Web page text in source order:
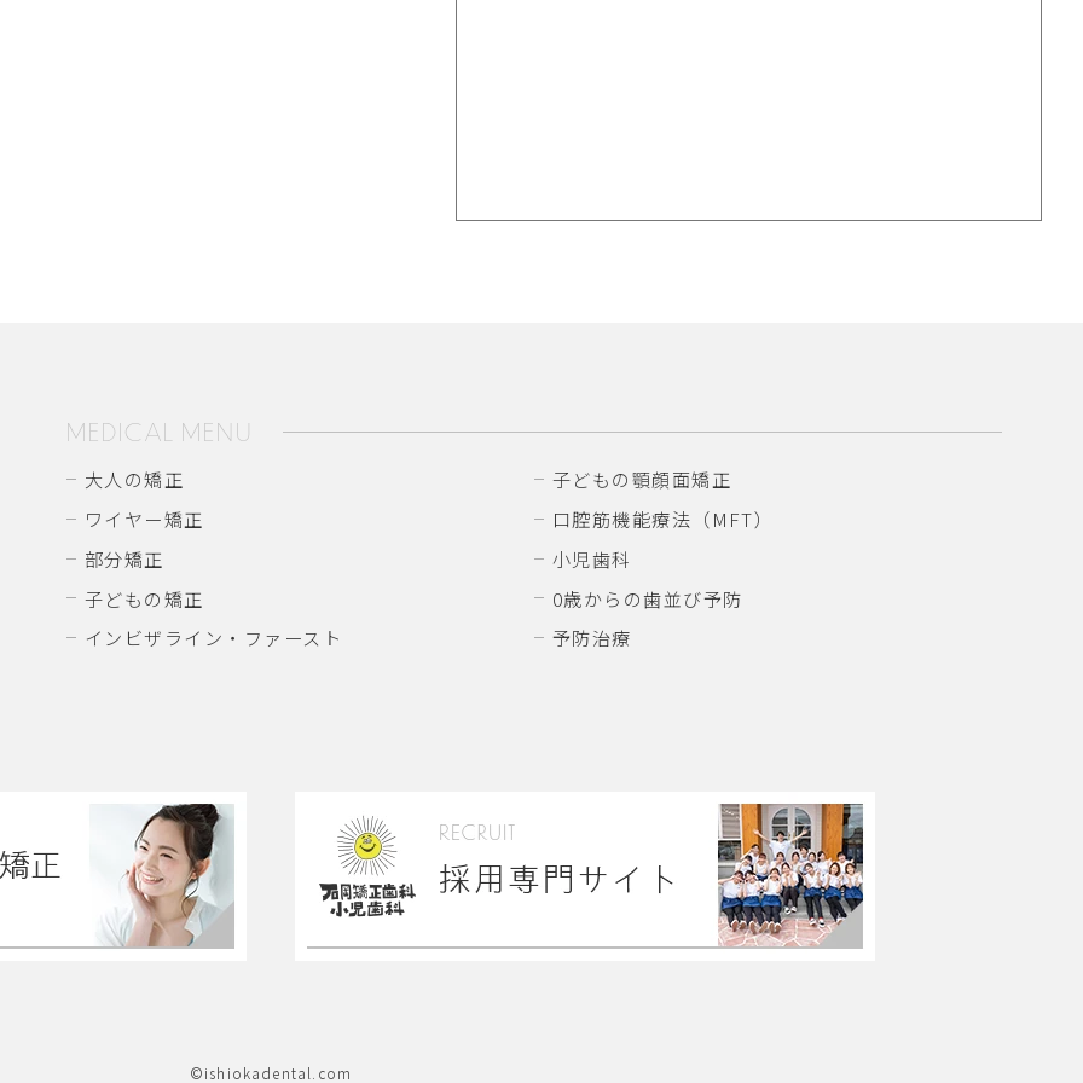
MEDICAL MENU
大人の矯正
子どもの顎顔面矯正
ワイヤー矯正
口腔筋機能療法（MFT）
部分矯正
小児歯科
子どもの矯正
0歳からの歯並び予防
インビザライン・ファースト
予防治療
©ishiokadental.com